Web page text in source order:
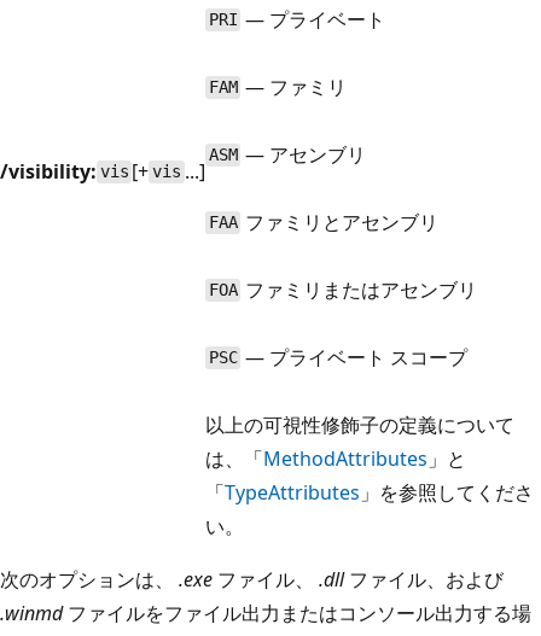
/visibility: vis [+vis ...]
PRI — プライベート
FAM — ファミリ
ASM — アセンブリ
FAA ファミリとアセンブリ
FOA ファミリまたはアセンブリ
PSC — プライベート スコープ
以上の可視性修飾子の定義について
は、「MethodAttributes 」と
「TypeAttributes 」を参照してくださ
い。
次のオプションは、 .exe ファイル、 .dllファイル、および
.winmdファイルをファイル出力またはコンソール出力する場